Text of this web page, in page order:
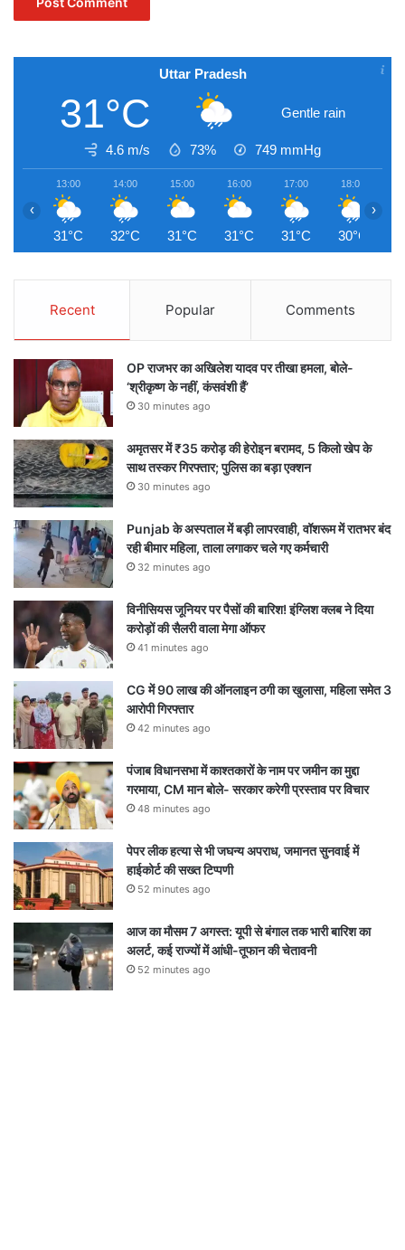
Uttar Pradesh
31°C Gentle rain
4.6 m/s 73% 749 mmHg
13:00
31°C
14:00
32°C
15:00
31°C
16:00
31°C
17:00
31°C
18:00
30°C
‹ ›
Recent Popular Comments
OP राजभर का अखिलेश यादव पर तीखा हमला, बोले-
‘श्रीकृष्ण के नहीं, कंसवंशी हैं’
30 minutes ago
अमृतसर में ₹35 करोड़ की हेरोइन बरामद, 5 किलो खेप के
साथ तस्कर गिरफ्तार; पुलिस का बड़ा एक्शन
30 minutes ago
Punjab के अस्पताल में बड़ी लापरवाही, वॉशरूम में रातभर बंद
रही बीमार महिला, ताला लगाकर चले गए कर्मचारी
32 minutes ago
विनीसियस जूनियर पर पैसों की बारिश! इंग्लिश क्लब ने दिया
करोड़ों की सैलरी वाला मेगा ऑफर
41 minutes ago
CG में 90 लाख की ऑनलाइन ठगी का खुलासा, महिला समेत 3
आरोपी गिरफ्तार
42 minutes ago
पंजाब विधानसभा में काश्तकारों के नाम पर जमीन का मुद्दा
गरमाया, CM मान बोले- सरकार करेगी प्रस्ताव पर विचार
48 minutes ago
पेपर लीक हत्या से भी जघन्य अपराध, जमानत सुनवाई में
हाईकोर्ट की सख्त टिप्पणी
52 minutes ago
आज का मौसम 7 अगस्त: यूपी से बंगाल तक भारी बारिश का
अलर्ट, कई राज्यों में आंधी-तूफान की चेतावनी
52 minutes ago